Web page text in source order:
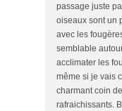
passage juste
oiseaux sont un
avec les
semblable
acclimater les
même si je vais
charmant coin
rafraichissants.